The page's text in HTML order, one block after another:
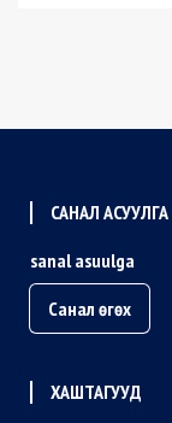
САНАЛ АСУУЛГА
sanal asuulga
Санал өгөх
ХАШТАГУУД